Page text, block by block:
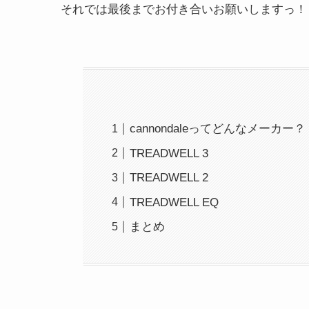
それでは最後までお付き合いお願いしますっ！
cannondaleってどんなメーカー？
TREADWELL 3
TREADWELL 2
TREADWELL EQ
まとめ